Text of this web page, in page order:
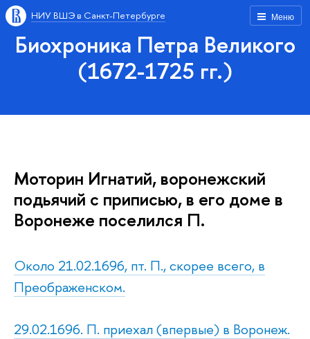
Меню
НИУ ВШЭ в Санкт-Петербурге
Биохроника Петра Великого
(1672-1725 гг.)
Моторин Игнатий, воронежский
подьячий с приписью, в его доме в
Воронеже поселился П.
Около 21.02.1696, пт. П., скорее всего, в
Преображенском.
29.02.1696. П. приехал (впервые) в Воронеж.